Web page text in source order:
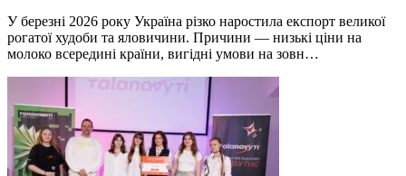
У березні 2026 року Україна різко наростила експорт великої
рогатої худоби та яловичини. Причини — низькі ціни на
молоко всередині країни, вигідні умови на зовн…